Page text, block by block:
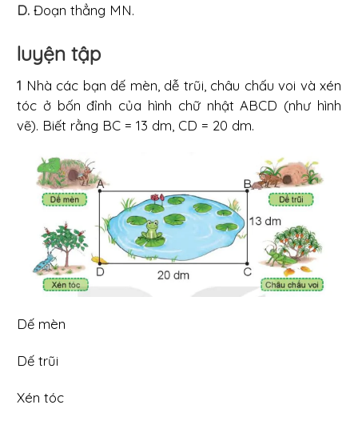
D. Đoạn thẳng MN.
luyện tập
1 Nhà các bạn dế mèn, dễ trũi, châu chấu voi và xén
tóc ở bốn đỉnh của hình chữ nhật ABCD (như hình
vẽ). Biết rằng BC = 13 dm, CD = 20 dm.
Dế mèn
Dế trũi
Xén tóc